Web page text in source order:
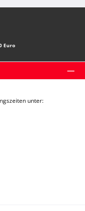
Euro
unter: